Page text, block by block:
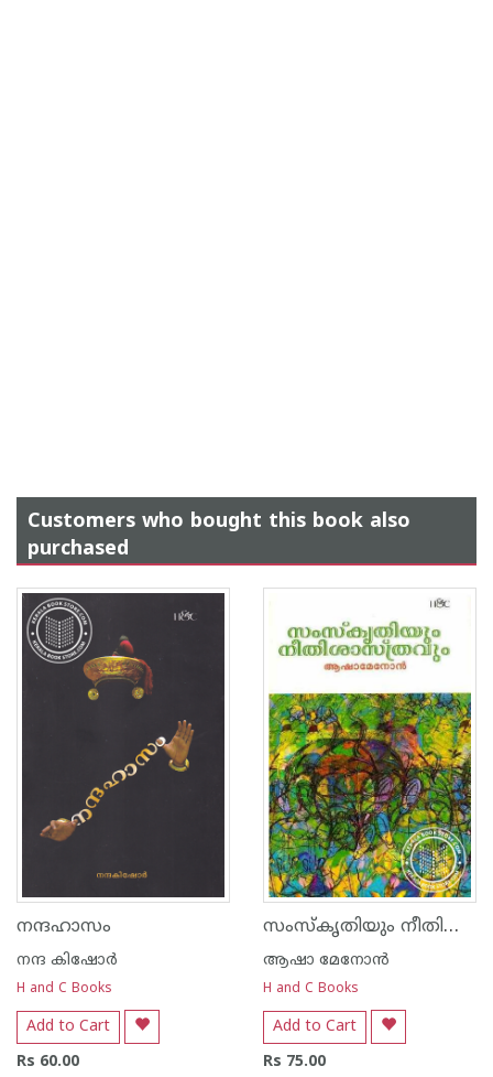
Customers who bought this book also
purchased
നന്ദഹാസം
നന്ദ‌ കിഷോര്‍
H and C Books
Add to Cart
Rs 60.00
സംസ്കൃതിയും നീതിശാസ്ത്രവും
ആഷാ മേനോന്‍
H and C Books
Add to Cart
Rs 75.00